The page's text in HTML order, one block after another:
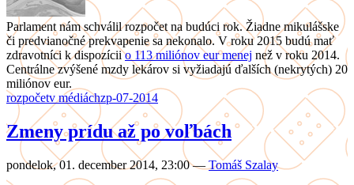
Parlament nám schválil rozpočet na budúci rok. Žiadne mikulášske
či predvianočné prekvapenie sa nekonalo. V roku 2015 budú mať
zdravotníci k dispozíciio 113 miliónov eur menej než v roku 2014.
Centrálne zvýšené mzdy lekárov si vyžiadajú ďalších (nekrytých) 20
miliónov eur.
rozpočetv médiáchzp-07-2014
Zmeny prídu až po voľbách
pondelok, 01. december 2014, 23:00 — Tomáš Szalay